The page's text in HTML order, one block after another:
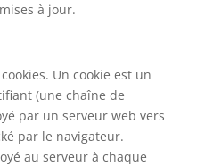
à jour.
Un cookie est un
(une chaîne de
par un serveur web vers
par le navigateur.
au serveur à chaque